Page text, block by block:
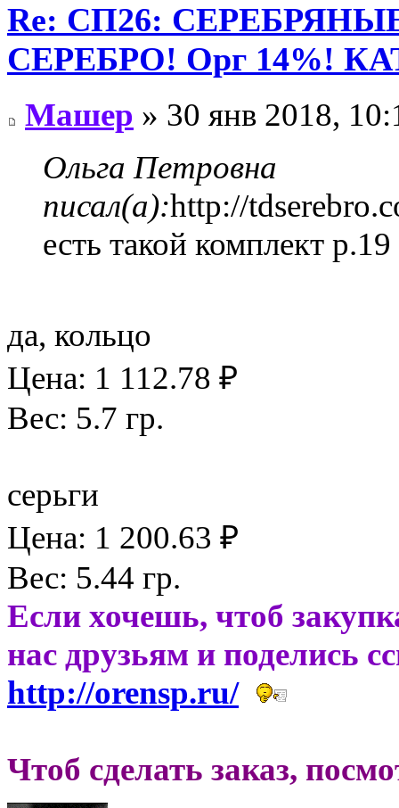
Re: СП26:
СЕРЕБРО! Орг 14%!
Машер » 30 янв 2018,
Ольга Петровна
писал(а):http://
есть такой комплект р.19
да, кольцо
Цена: 1 112.78 ₽
Вес: 5.7 гр.
серьги
Цена: 1 200.63 ₽
Вес: 5.44 гр.
Если хочешь, чтоб
нас друзьям и поделись
http://orensp.ru/
Чтоб сделать заказ,